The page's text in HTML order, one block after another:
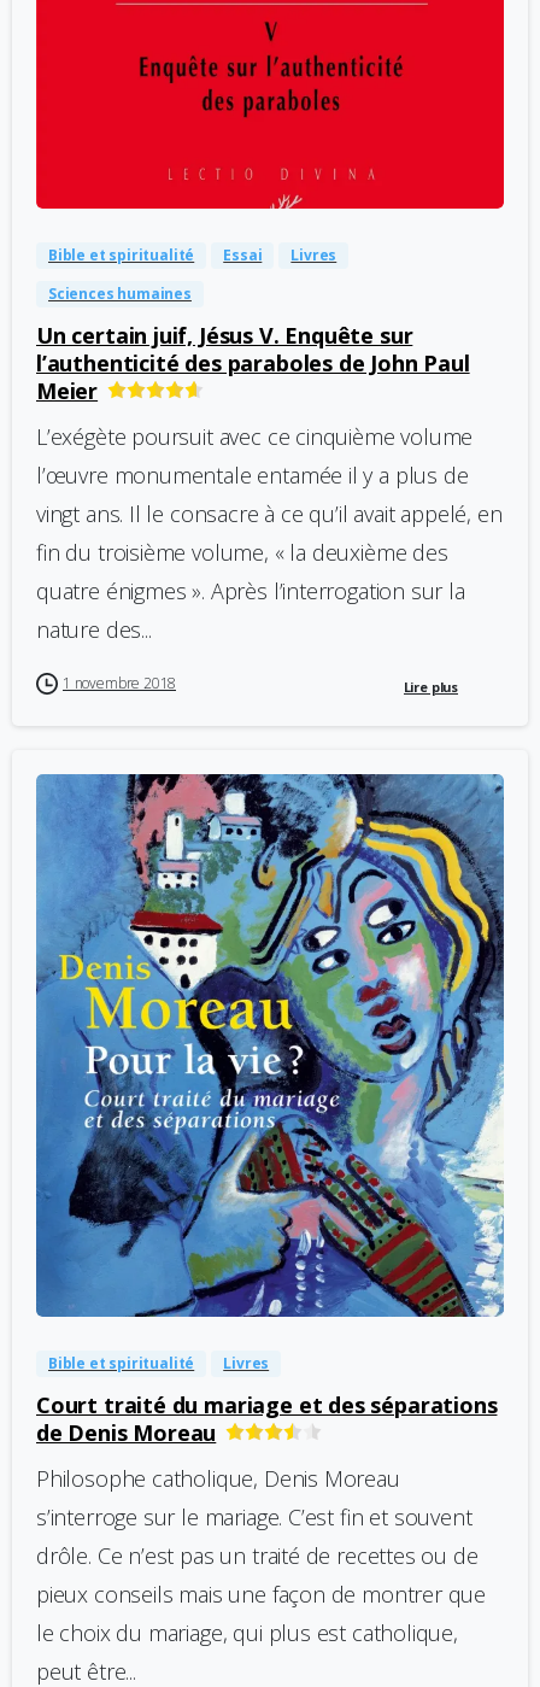
Bible et spiritualité Essai
Livres
Sciences humaines
Un certain juif, Jésus V. Enquête sur
l’authenticité des paraboles de John Paul
Meier
L’exégète poursuit avec ce cinquième volume
l’œuvre monumentale entamée il y a plus de
vingt ans. Il le consacre à ce qu’il avait appelé, en
fin du troisième volume, « la deuxième des
quatre énigmes ». Après l’interrogation sur la
nature des...
1 novembre 2018 Lire plus
0
Bible et spiritualité Livres
Court traité du mariage et des séparations
de Denis Moreau
Philosophe catholique, Denis Moreau
s’interroge sur le mariage. C’est fin et souvent
drôle. Ce n’est pas un traité de recettes ou de
pieux conseils mais une façon de montrer que
le choix du mariage, qui plus est catholique,
peut être...